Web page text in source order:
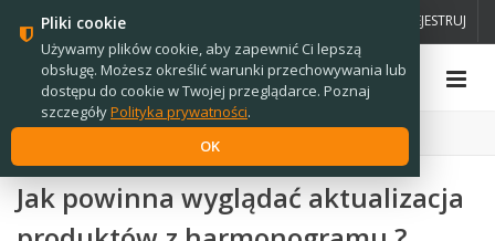
ZAREJESTRUJ
Strona główna › Wiadomości
Jak powinna wyglądać aktualizacja
Pliki cookie
Używamy plików cookie, aby zapewnić Ci lepszą
obsługę. Możesz określić warunki przechowywania lub
dostępu do cookie w Twojej przeglądarce. Poznaj
szczegółyPolityka prywatności.
OK